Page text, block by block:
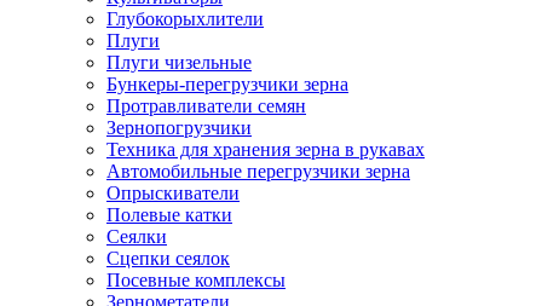
Глубокорыхлители
Плуги
Плуги чизельные
Бункеры-перегрузчики зерна
Протравливатели семян
Зернопогрузчики
Техника для хранения зерна в рукавах
Автомобильные перегрузчики зерна
Опрыскиватели
Полевые катки
Сеялки
Сцепки сеялок
Посевные комплексы
Зернометатели